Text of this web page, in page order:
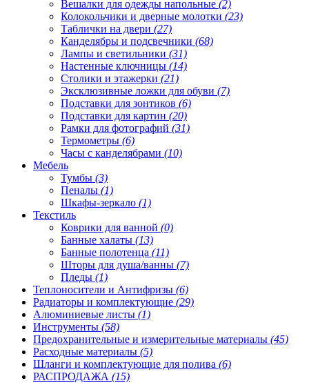
Вешалки для одежды напольные (2)
Колокольчики и дверные молотки (23)
Таблички на двери (27)
Канделябры и подсвечники (68)
Лампы и светильники (31)
Настенные ключницы (14)
Столики и этажерки (21)
Эксклюзивные ложки для обуви (7)
Подставки для зонтиков (6)
Подставки для картин (20)
Рамки для фотографий (31)
Термометры (6)
Часы с канделябрами (10)
Мебель
Тумбы (3)
Пеналы (1)
Шкафы-зеркало (1)
Текстиль
Коврики для ванной (0)
Банные халаты (13)
Банные полотенца (11)
Шторы для душа/ванны (7)
Пледы (1)
Теплоносители и Антифризы (6)
Радиаторы и комплектующие (29)
Алюминиевые листы (1)
Инструменты (58)
Предохранительные и измерительные материалы (45)
Расходные материалы (5)
Шланги и комплектующие для полива (6)
РАСПРОДАЖА (15)